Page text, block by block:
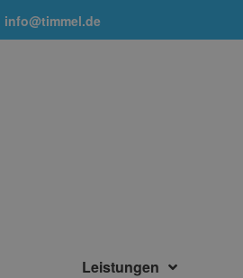
info@timmel.de
Leistungen